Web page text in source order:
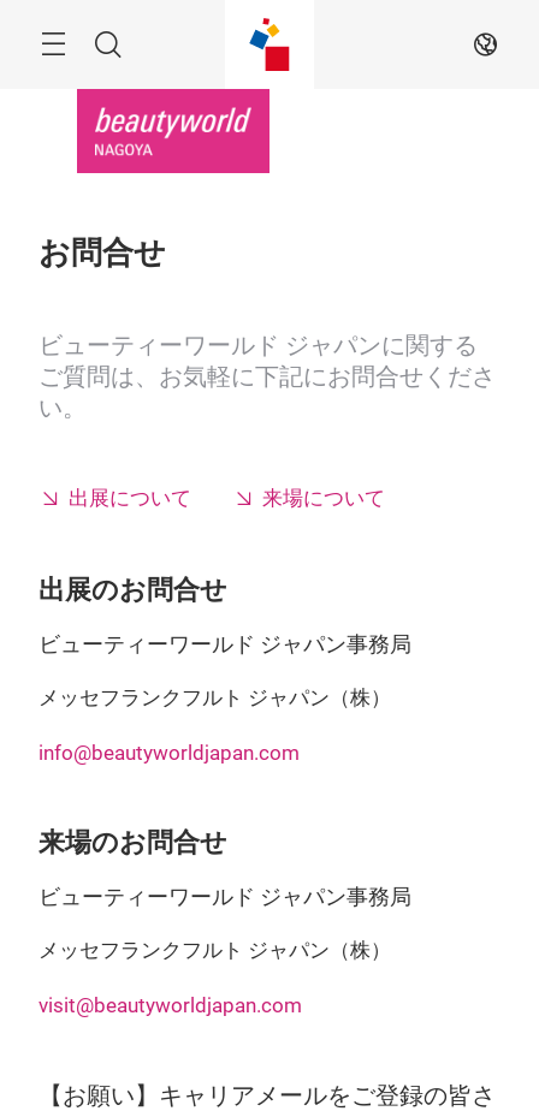
索
JA
お問合せ
ビューティーワールド ジャパンに関する
ご質問は、お気軽に下記にお問合せくださ
い。
出展について 来場について
出展のお問合せ
ビューティーワールド ジャパン事務局
メッセフランクフルト ジャパン（株）
info@beautyworldjapan.com
来場のお問合せ
ビューティーワールド ジャパン事務局
メッセフランクフルト ジャパン（株）
visit@beautyworldjapan.com
【お願い】キャリアメールをご登録の皆さ